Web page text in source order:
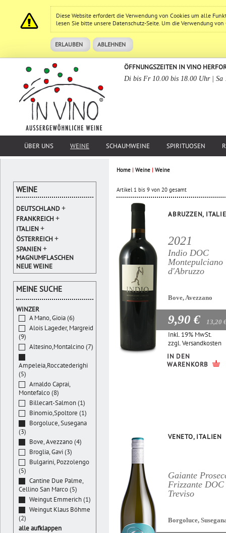
Diese Website erfordert die Verwendung von Cookies um alle
lesen Sie bitte unsere Datenschutz-Seite. Um die Verwendung
ERLAUBEN ABLEHNEN
ÖFFNUNGSZEITEN IN VINO
Di bis Fr 10.00 bis 18.00 Uhr | Sa
ÜBER UNS WEINE SCHAUMWEINE SPIRITUOSEN
Home | Weine | Weine
Artikel 1 bis 9 von 20 gesamt
ABRUZZEN,
2021
Indio DOC
Montepulciano
d'Abruzzo
Bove, Avezzano
9,90 € 13,20
Inkl. 19% MwSt.
zzgl.Versandkosten
IN DEN
WARENKORB
VENETO, ITALIEN
Gaiante
Frizzante DOC
Treviso
Borgoluce,
WEINE
DEUTSCHLAND+
FRANKREICH+
ITALIEN+
ÖSTERREICH+
SPANIEN+
MAGNUMFLASCHEN
NEUE WEINE
MEINE SUCHE
WINZER
A Mano, Gioia (6)
Alois Lageder, Margreid
(9)
Altesino,Montalcino (7)
Ampeleia,Roccatederighi
(5)
Arnaldo Caprai,
Montefalco (8)
Billecart-Salmon (1)
Binomio,Spoltore (1)
Borgoluce, Susegana
(3)
Bove, Avezzano (4)
Broglia, Gavi (3)
Bulgarini, Pozzolengo
(5)
Cantine Due Palme,
Cellino San Marco (5)
Weingut Emmerich (1)
Weingut Klaus Böhme
(2)
alle aufklappen